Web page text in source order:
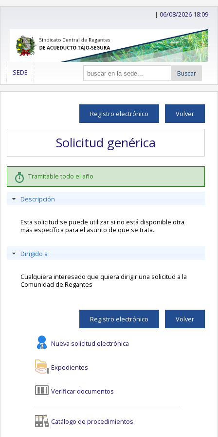
|06/08/2026 18:09
SEDE Buscar
Volver
Registro electrónico
Solicitud genérica
Tramitable todo el año
Descripción
Esta solicitud se puede utilizar si no está disponible otra
más específica para el asunto de que se trata.
Dirigido a
Cualquiera interesado que quiera dirigir una solicitud a la
Comunidad de Regantes
Volver
Registro electrónico
Nueva solicitud electrónica
Expedientes
Verificar documentos
Catálogo de procedimientos